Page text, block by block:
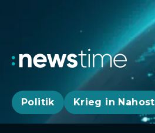
Politik Krieg in Nahost